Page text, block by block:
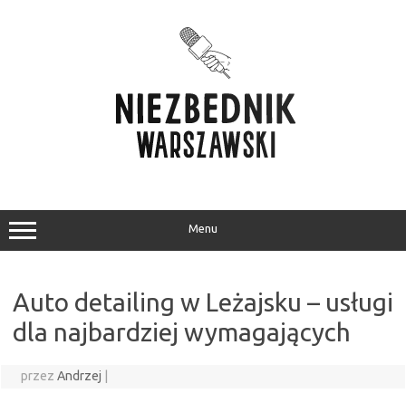
Menu
Auto detailing w Leżajsku – usługi
dla najbardziej wymagających
przez Andrzej